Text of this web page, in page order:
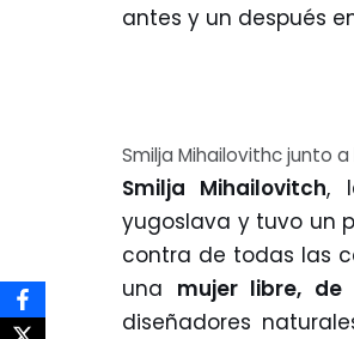
antes y un después
Smilja Mihailovithc junto
Smilja Mihailovitch,
yugoslava y tuvo un
contra de todas las
una mujer libre,
diseñadores